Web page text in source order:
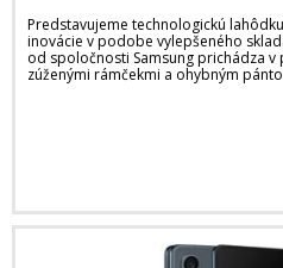
Predstavujeme technologickú
inovácie v podobe vylepšeného
od spoločnosti Samsung prichádza
zúženými rámčekmi a ohybným